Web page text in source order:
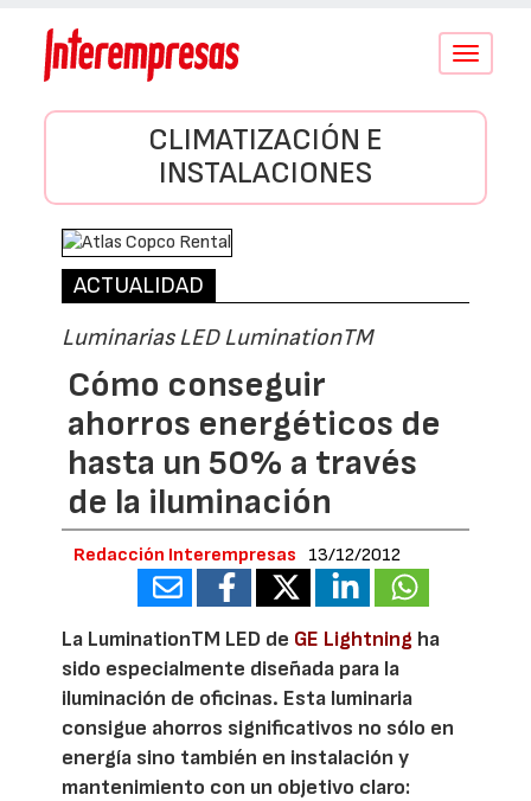
Conmutar
CLIMATIZACIÓN E
INSTALACIONES
ACTUALIDAD
Luminarias LED LuminationTM
Cómo conseguir
ahorros energéticos de
hasta un 50% a través
de la iluminación
Redacción Interempresas 13/12/2012
La LuminationTM LED de GE Lightning ha
sido especialmente diseñada para la
iluminación de oficinas. Esta luminaria
consigue ahorros significativos no sólo en
energía sino también en instalación y
mantenimiento con un objetivo claro: